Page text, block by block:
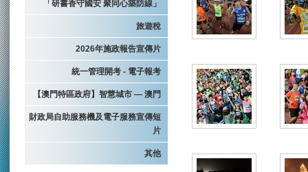
「研書香守國安 聚同心築防線」
旅遊稅
2026年施政報告宣傳片
統一管理開考 - 電子報考
【澳門特區政府】智慧城市 — 澳門
財政局自助服務機及電子服務宣傳短
片
其他